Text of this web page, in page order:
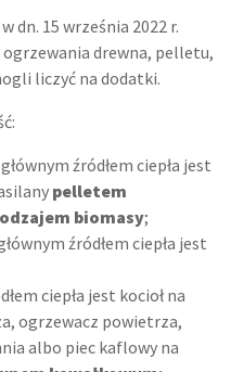
dn. 15 września 2022 r.
drewna, pelletu,
liczyć na dodatki.
źródłem ciepła jest
pelletem
biomasy;
źródłem ciepła jest
ciepła jest kocioł na
ogrzewacz powietrza,
albo piec kaflowy na